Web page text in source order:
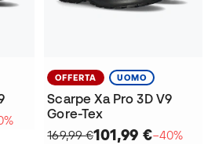
OFFERTA UOMO
Scarpe Xa Pro 3D V9
Gore-Tex
169,99 €101,99 €−40%